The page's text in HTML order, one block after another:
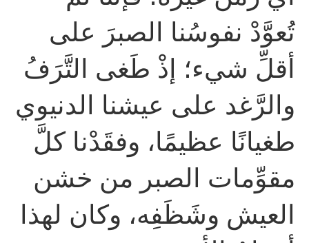
تُعوَّدْ نفوسُنا الصبرَ على
أقلِّ شيء؛ إذْ طَغى التَّرَفُ
والرَّغد على عيشنا الدنيوي
طغيانًا عظيمًا، وفقَدْنا كلَّ
مقوِّمات الصبر من خشن
العيش وشَظَفِه، وكان لهذا